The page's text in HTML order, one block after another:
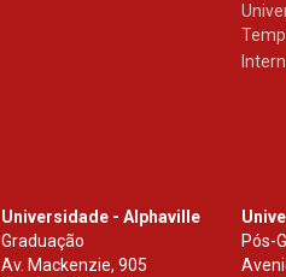
Universidade - Alphaville
Graduação
Av. Mackenzie, 905
Pós-